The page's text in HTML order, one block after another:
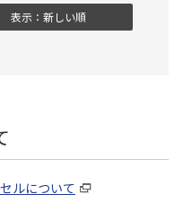
表示：新しい順
ルについて